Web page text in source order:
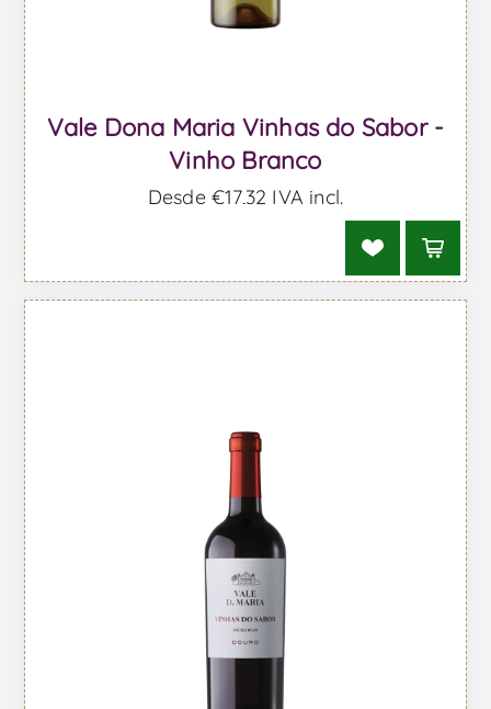
Vale Dona Maria Vinhas do Sabor -
Vinho Branco
Desde €17,32 IVA incl.